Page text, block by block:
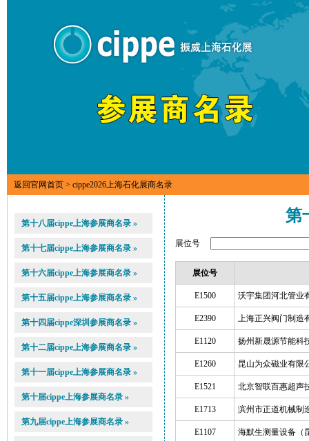
返回官网首页 > cippe2026上海石化展商名录
第十八届cippe上海参展商名录 »
第十七届cippe上海参展商名录 »
第十六届cippe上海参展商名录 »
第十五届cippe上海参展商名录 »
第十四届cippe深圳参展商名录 »
第十二届cippe上海参展商名录 »
第十一届cippe上海参展商名录 »
第十届cippe上海参展商名录 »
第九届cippe上海参展商名录 »
第
展位号
展位号
E1500 沃宇集团河北管业
E2390 上海正兴阀门制造
E1120 扬州新晟源节能科
E1260 昆山为众磁业有限
E1521 北京智联百惠超声
E1713 滨州市正道机械制
E1107 海默生测量设备（